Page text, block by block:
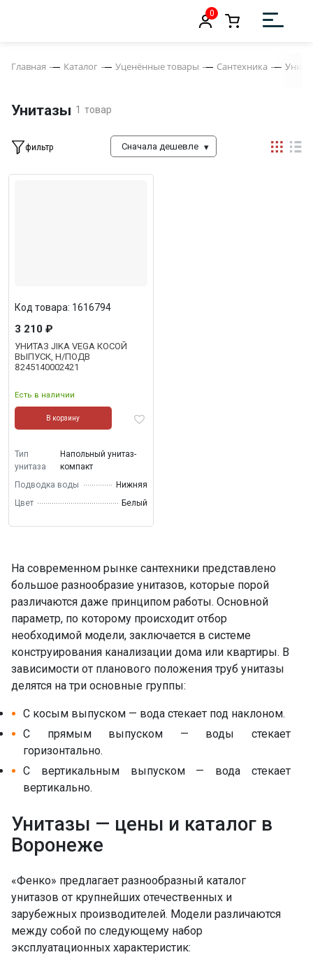
0
Главная Каталог Уценённые товары Сантехника
Унитазы 1 товар
фильтр Сначала дешевле
На современном рынке сантехники представлено
большое разнообразие унитазов, которые порой
различаются даже принципом работы. Основной
параметр, по которому происходит отбор
необходимой модели, заключается в системе
конструирования канализации дома или квартиры. В
зависимости от планового положения труб унитазы
делятся на три основные группы:
С косым выпуском — вода стекает под наклоном.
С прямым выпуском — воды стекает
горизонтально.
С вертикальным выпуском — вода стекает
вертикально.
Унитазы — цены и каталог в
Воронеже
«Фенко» предлагает разнообразный каталог
унитазов от крупнейших отечественных и
зарубежных производителей. Модели различаются
между собой по следующему набор
эксплуатационных характеристик:
УНИТАЗ JIKA VEGA КОСОЙ
ВЫПУСК, Н/ПОДВ
8245140002421
Есть в наличии
Код товара: 1616794
3 210 ₽
В корзину
Тип
унитаза
Напольный унитаз-
компакт
Подводка воды
Нижняя
Цвет
Белый